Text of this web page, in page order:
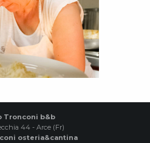
Tronconi b&b
44 - Arce (Fr)
osteria&cantina